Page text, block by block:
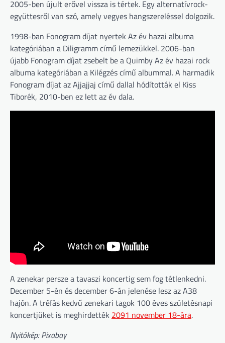
2005-ben újult erővel vissza is tértek. Egy alternatívrock-
együttesről van szó, amely vegyes hangszereléssel dolgozik.
1998-ban Fonogram díjat nyertek Az év hazai albuma
kategóriában a Diligramm című lemezükkel. 2006-ban
újabb Fonogram díjat zsebelt be a Quimby Az év hazai rock
albuma kategóriában a Kilégzés című albummal. A harmadik
Fonogram díjat az Ajjajjaj című dallal hódították el Kiss
Tiborék, 2010-ben ez lett az év dala.
A zenekar persze a tavaszi koncertig sem fog tétlenkedni.
December 5-én és december 6-án jelenése lesz az A38
hajón. A tréfás kedvű zenekari tagok 100 éves születésnapi
koncertjüket is meghirdették 2091 november 18-ára.
Nyitókép: Pixabay